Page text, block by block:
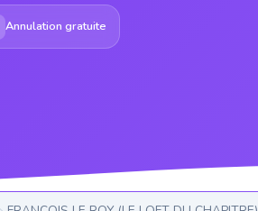
Annulation gratuite